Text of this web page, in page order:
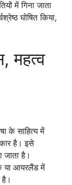
में गिना जाता
घोषित किया,
महत्व
के साहित्य में
है। इसे
जाता है।
या आयरलैंड में
है।